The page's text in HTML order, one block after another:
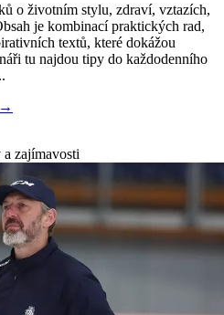
o životním stylu, zdraví, vztazích,
je kombinací praktických rad,
textů, které dokážou
tu najdou tipy do každodenního
→
zajímavosti